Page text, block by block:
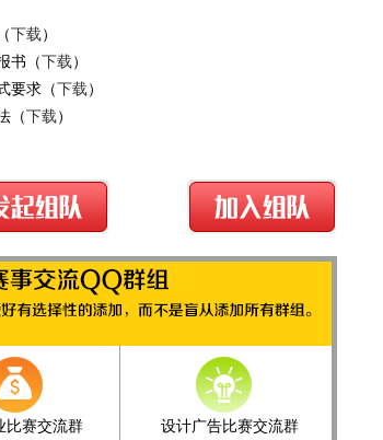
下载）
书（下载）
要求（下载）
（下载）
比赛交流群
设计广告比赛交流群